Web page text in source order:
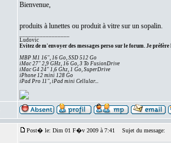
Bienvenue,
produits à lunettes ou produit à vitre sur un sopalin.
Ludovic
Evitez de m'envoyer des messages perso sur le forum. Je préfère
MBP M1 16", 16 Go, SSD 512 Go
iMac 27" 2,9 GHz, 16 Go, 3 To FusionDrive
iMac G4 24" 1,6 Ghz, 1 Go, SuperDrive
iPhone 12 mini 128 Go
iPad Pro 11", iPad mini Cellular...
Post� le: Dim 01 F�v 2009 à 7:41 Sujet du message: